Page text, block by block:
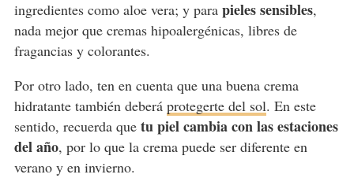
ingredientes como aloe vera; y parapieles sensibles,
nada mejor que cremas hipoalergénicas, libres de
fragancias y colorantes.
Por otro lado, ten en cuenta que una buena crema
hidratante también deberá protegerte del sol. En este
sentido, recuerda que tu piel cambia con las estaciones
del año, por lo que la crema puede ser diferente en
verano y en invierno.